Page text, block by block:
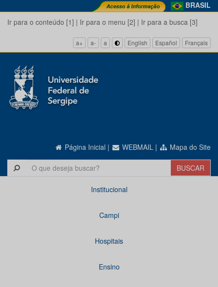
BRASIL
Ir para o conteúdo [1] | Ir para o menu [2] | Ir para a busca [3]
a+ a- a English Español Français
Página Inicial | WEBMAIL | Mapa do Site
Institucional
Campi
Hospitais
Ensino